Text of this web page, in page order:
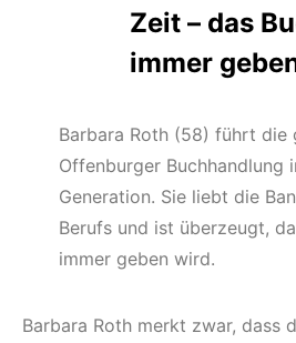
Zeit – das
immer
Barbara Roth (58) führt die
Offenburger Buchhandlung
Generation. Sie liebt die
Berufs und ist überzeugt,
immer geben wird.
Barbara Roth merkt zwar, dass